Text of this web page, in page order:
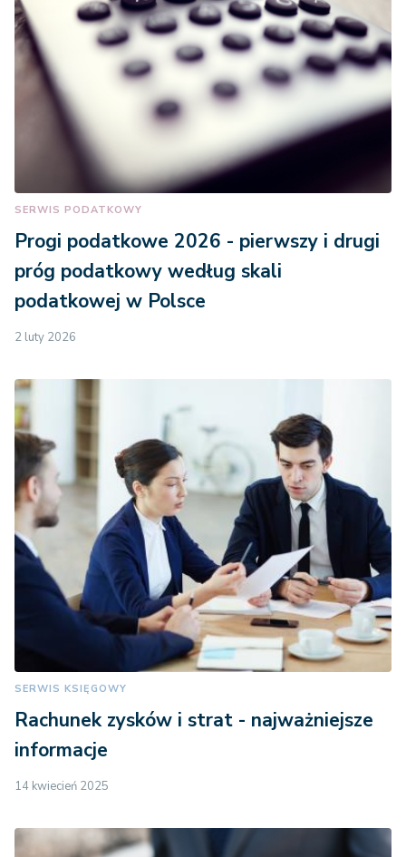
SERWIS PODATKOWY
Progi podatkowe 2026 - pierwszy i drugi
próg podatkowy według skali
podatkowej w Polsce
2 luty 2026
SERWIS KSIĘGOWY
Rachunek zysków i strat - najważniejsze
informacje
14 kwiecień 2025